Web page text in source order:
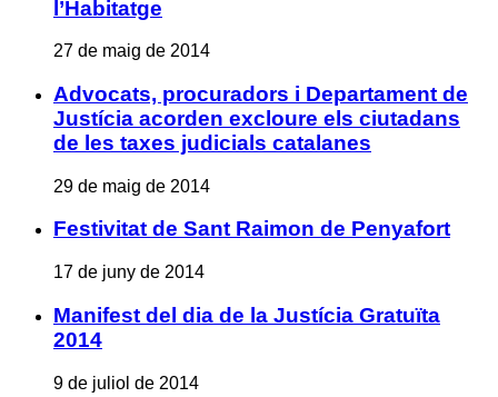
l’Habitatge
27 de maig de 2014
Advocats, procuradors i Departament de
Justícia acorden excloure els ciutadans
de les taxes judicials catalanes
29 de maig de 2014
Festivitat de Sant Raimon de Penyafort
17 de juny de 2014
Manifest del dia de la Justícia Gratuïta
2014
9 de juliol de 2014